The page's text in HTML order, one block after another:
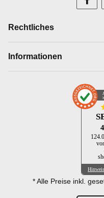
Rechtliches
Informationen
* Alle Preise inkl.